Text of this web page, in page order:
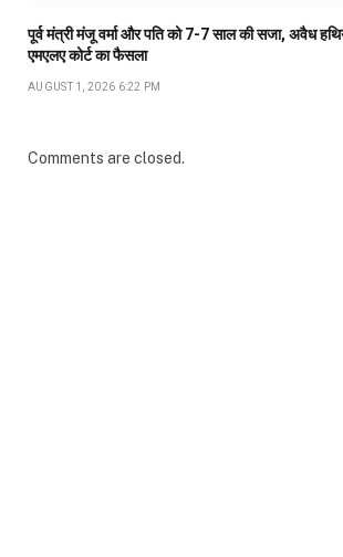
पूर्व मंत्री मंजू वर्मा और पति को 7-7 साल की सजा, अवैध
एमएलए कोर्ट का फैसला
AUGUST 1, 2026 6:22 PM
Comments are closed.